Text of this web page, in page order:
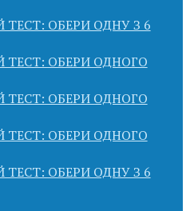
ОБЕРИ ОДНУ З 6
ТЕСТ: ОБЕРИ ОДНОГО
ТЕСТ: ОБЕРИ ОДНОГО
ТЕСТ: ОБЕРИ ОДНОГО
ОБЕРИ ОДНУ З 6